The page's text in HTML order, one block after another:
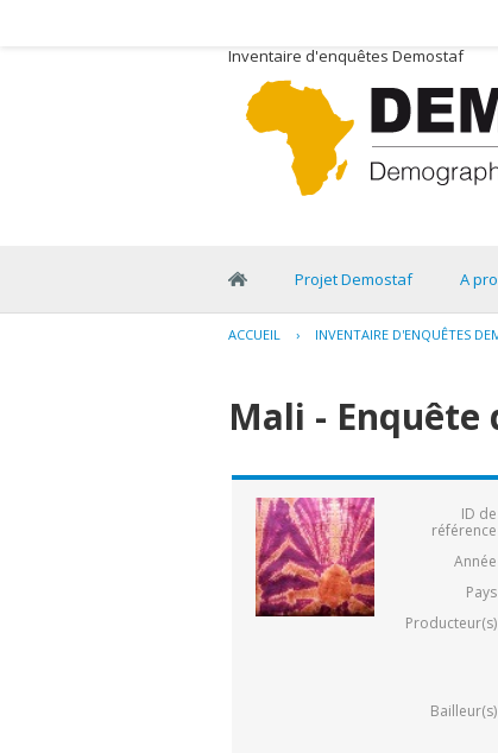
Inventaire d'enquêtes Demostaf
Projet Demostaf A
ACCUEIL › INVENTAIRE D'ENQUÊTES
Mali - Enquête
ID de
référence
Année
Pays
Producteur(s)
Bailleur(s)